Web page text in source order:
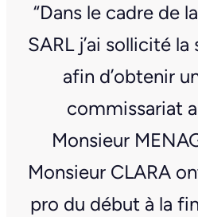
“Dans le cadre de
SARL j’ai sollicité
afin d’obtenir
commissariat
Monsieur
Monsieur CLARA
pro du début à la